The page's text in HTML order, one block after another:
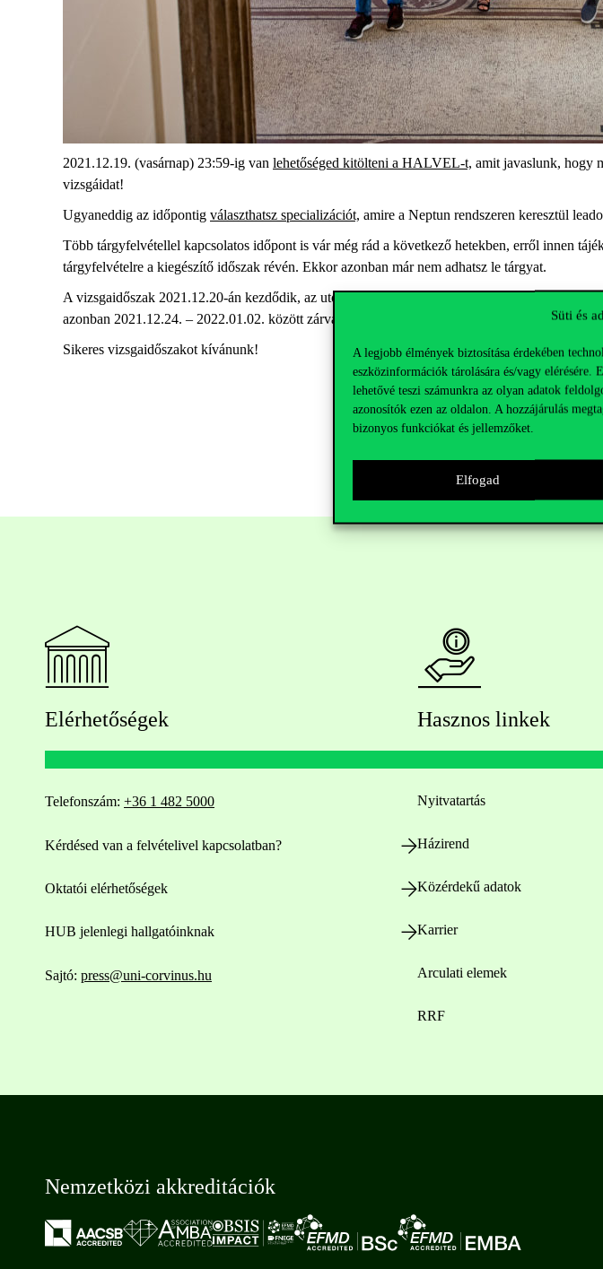
Süti és
A legjobb élmények biztosítása érdekében
eszközinformációk tárolására és/vagy elérésére.
lehetővé teszi számunkra az olyan adatok
azonosítók ezen az oldalon. A hozzájárulás
bizonyos funkciókat és jellemzőket.
Elfogad
2021.12.19. (vasárnap) 23:59-ig van lehetőséged kitölteni a HALVEL-t, amit javaslunk, hogy
vizsgáidat!
Ugyaneddig az időpontig választhatsz specializációt, amire a Neptun rendszeren keresztül
Több tárgyfelvétellel kapcsolatos időpont is vár még rád a következő hetekben, erről innen
tárgyfelvételre a kiegészítő időszak révén. Ekkor azonban már nem adhatsz le tárgyat.
A vizsgaidőszak 2021.12.20-án kezdődik, az utolsó napja pedig 2022.01.22. Ha többet
azonban 2021.12.24. – 2022.01.02. között zárva tart az épület.
Sikeres vizsgaidőszakot kívánunk!
Elérhetőségek
Telefonszám: +36 1 482 5000
Kérdésed van a felvételivel kapcsolatban?
Oktatói elérhetőségek
HUB jelenlegi hallgatóinknak
Sajtó: press@uni-corvinus.hu
Hasznos linkek
Nyitvatartás
Házirend
Közérdekű adatok
Karrier
Arculati elemek
RRF
Nemzetközi akkreditációk